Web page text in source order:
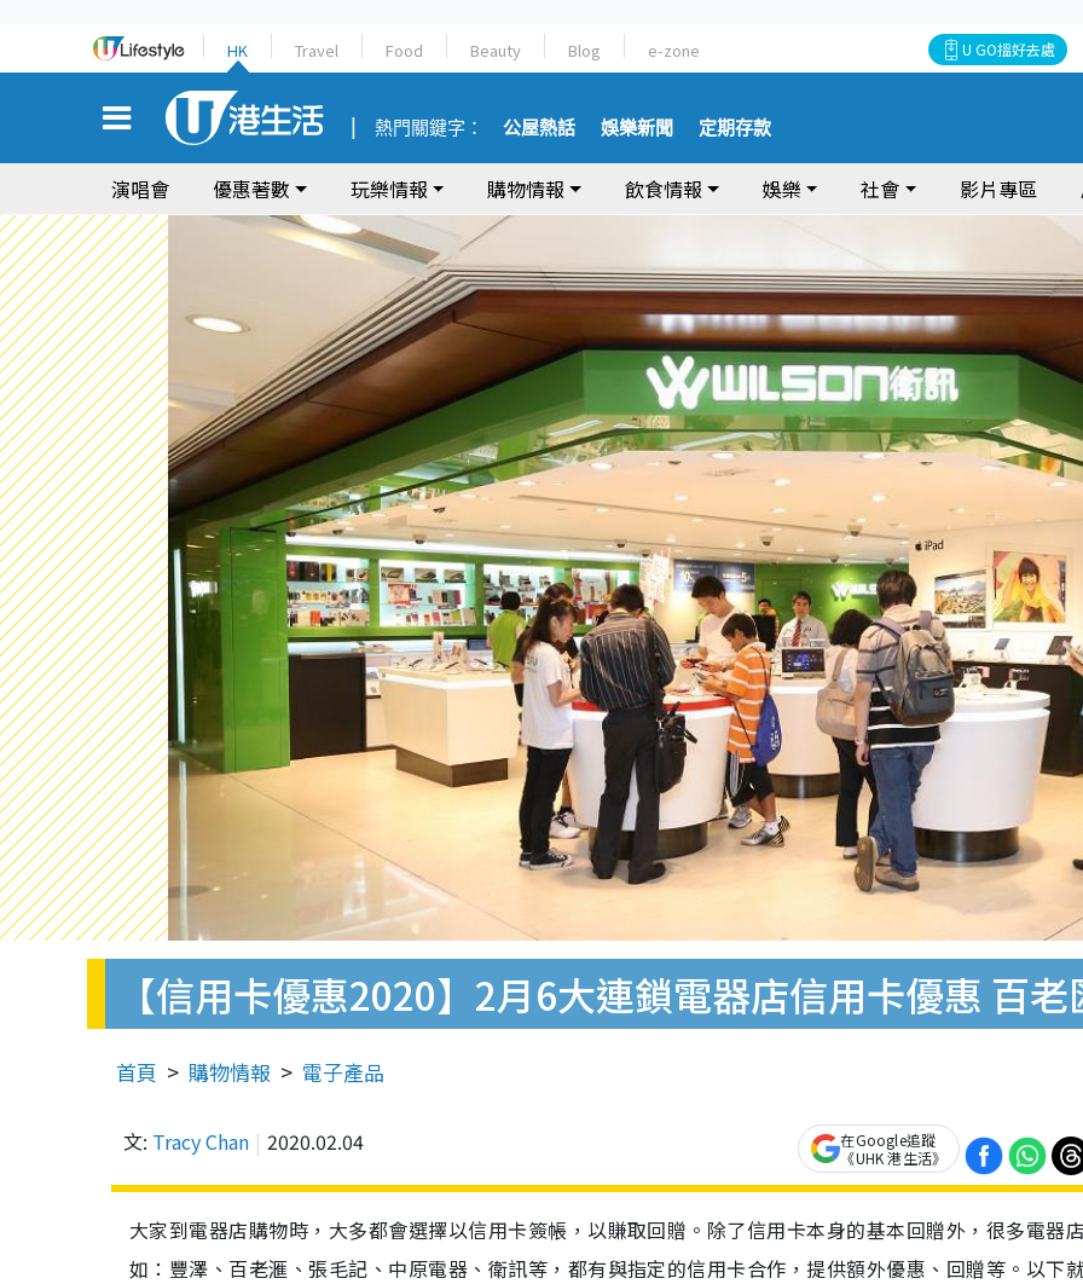
HK Travel Food Beauty Blog e-zone U GO搵好去處
熱門關鍵字： 公屋熱話 娛樂新聞 定期存款
演唱會 優惠著數 玩樂情報 購物情報 飲食情報 娛樂 社會 影片專區
【信用卡優惠2020】2月6大連鎖電器店信用卡優惠 百
首頁 購物情報 電子產品
文: Tracy Chan 2020.02.04
在Google追蹤
《UHK 港生活》
大家到電器店購物時，大多都會選擇以信用卡簽帳，以賺取回贈。除了信用卡本身的基本回贈外，很多電器
如：豐澤、百老滙、張毛記、中原電器、衛訊等，都有與指定的信用卡合作，提供額外優惠、回贈等。以下